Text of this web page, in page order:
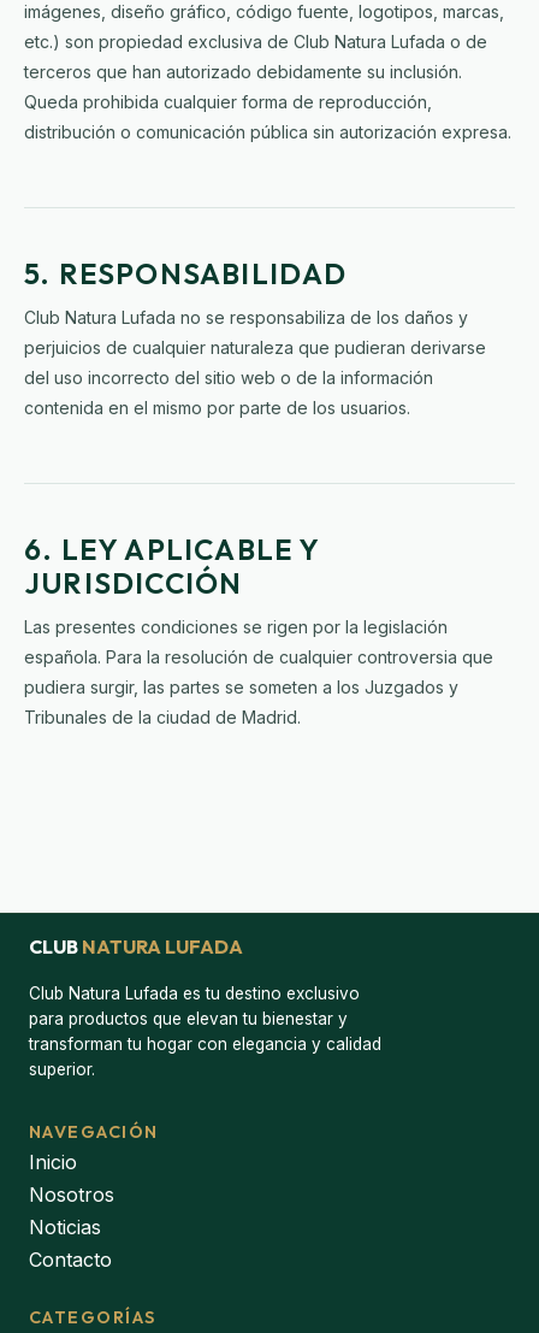
imágenes, diseño gráfico, código fuente, logotipos, marcas,
etc.) son propiedad exclusiva de Club Natura Lufada o de
terceros que han autorizado debidamente su inclusión.
Queda prohibida cualquier forma de reproducción,
distribución o comunicación pública sin autorización expresa.
5. RESPONSABILIDAD
Club Natura Lufada no se responsabiliza de los daños y
perjuicios de cualquier naturaleza que pudieran derivarse
del uso incorrecto del sitio web o de la información
contenida en el mismo por parte de los usuarios.
6. LEY APLICABLE Y
JURISDICCIÓN
Las presentes condiciones se rigen por la legislación
española. Para la resolución de cualquier controversia que
pudiera surgir, las partes se someten a los Juzgados y
Tribunales de la ciudad de Madrid.
CLUB NATURA LUFADA
Club Natura Lufada es tu destino exclusivo
para productos que elevan tu bienestar y
transforman tu hogar con elegancia y calidad
superior.
NAVEGACIÓN
Inicio
Nosotros
Noticias
Contacto
CATEGORÍAS